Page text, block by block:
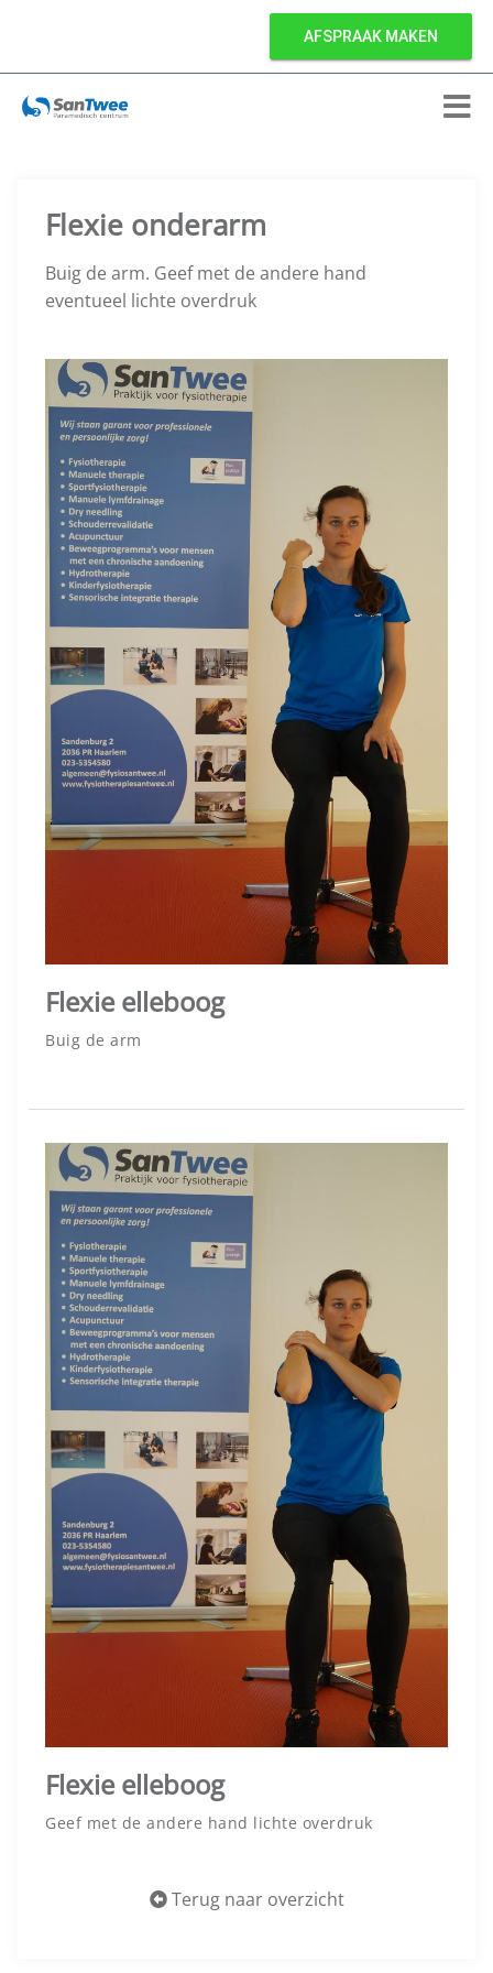
AFSPRAAK MAKEN
Flexie onderarm
Buig de arm. Geef met de andere hand
eventueel lichte overdruk
Flexie elleboog
Buig de arm
Flexie elleboog
Geef met de andere hand lichte overdruk
Terug naar overzicht